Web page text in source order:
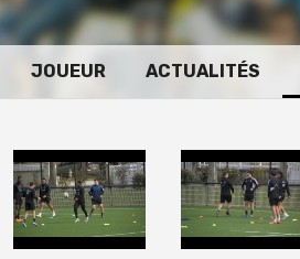
JOUEUR ACTUALITÉS